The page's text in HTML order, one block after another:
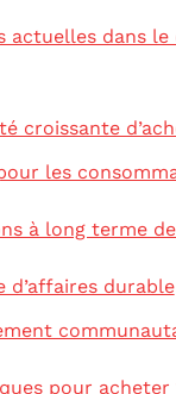
actuelles dans
croissante
les
à long terme
d’affaires durable
pour acheter